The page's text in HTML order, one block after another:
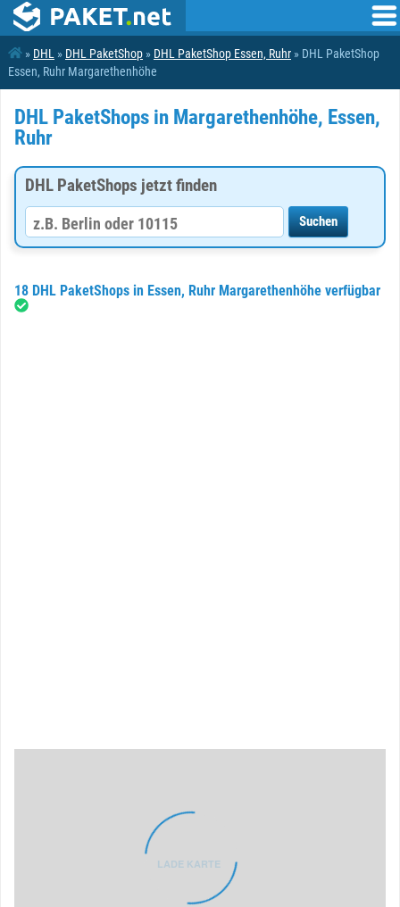
» DHL » DHL PaketShop » DHL PaketShop Essen, Ruhr » DHL PaketShop
Essen, Ruhr Margarethenhöhe
DHL PaketShops in Margarethenhöhe, Essen,
Ruhr
DHL PaketShops jetzt finden
18 DHL PaketShops in Essen, Ruhr Margarethenhöhe verfügbar